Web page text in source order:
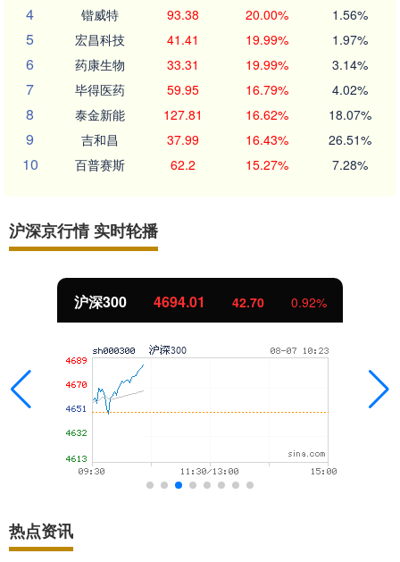
4 锴威特 93.38 20.00% 1.56%
5 宏昌科技 41.41 19.99% 1.97%
6 药康生物 33.31 19.99% 3.14%
7 毕得医药 59.95 16.79% 4.02%
8 泰金新能 127.81 16.62% 18.07%
9 吉和昌 37.99 16.43% 26.51%
10 百普赛斯 62.2 15.27% 7.28%
沪深京行情 实时轮播
沪深300 4694.01 42.70 0.92%
热点资讯